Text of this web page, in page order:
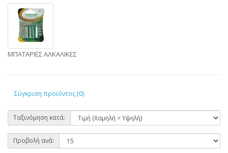
ΜΠΑΤΑΡΙΕΣ ΑΛΚΑΛΙΚΕΣ
Σύγκριση προϊόντος (0)
Ταξινόμηση κατά:
Προβολή ανά: